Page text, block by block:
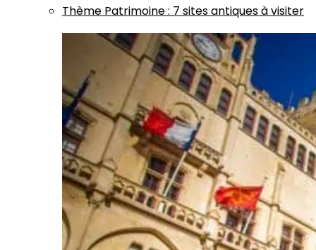
Thème Patrimoine: 7 sites antiques à visiter